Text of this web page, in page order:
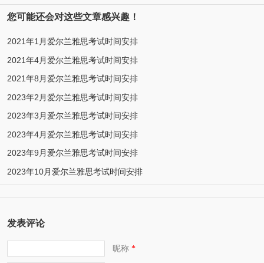
您可能还会对这些文章感兴趣！
2021年1月爱尔兰雅思考试时间安排
2021年4月爱尔兰雅思考试时间安排
2021年8月爱尔兰雅思考试时间安排
2023年2月爱尔兰雅思考试时间安排
2023年3月爱尔兰雅思考试时间安排
2023年4月爱尔兰雅思考试时间安排
2023年9月爱尔兰雅思考试时间安排
2023年10月爱尔兰雅思考试时间安排
发表评论
昵称*